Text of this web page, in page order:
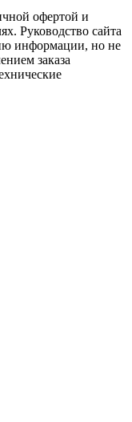
офертой и
Руководство сайта
информации, но не
заказа